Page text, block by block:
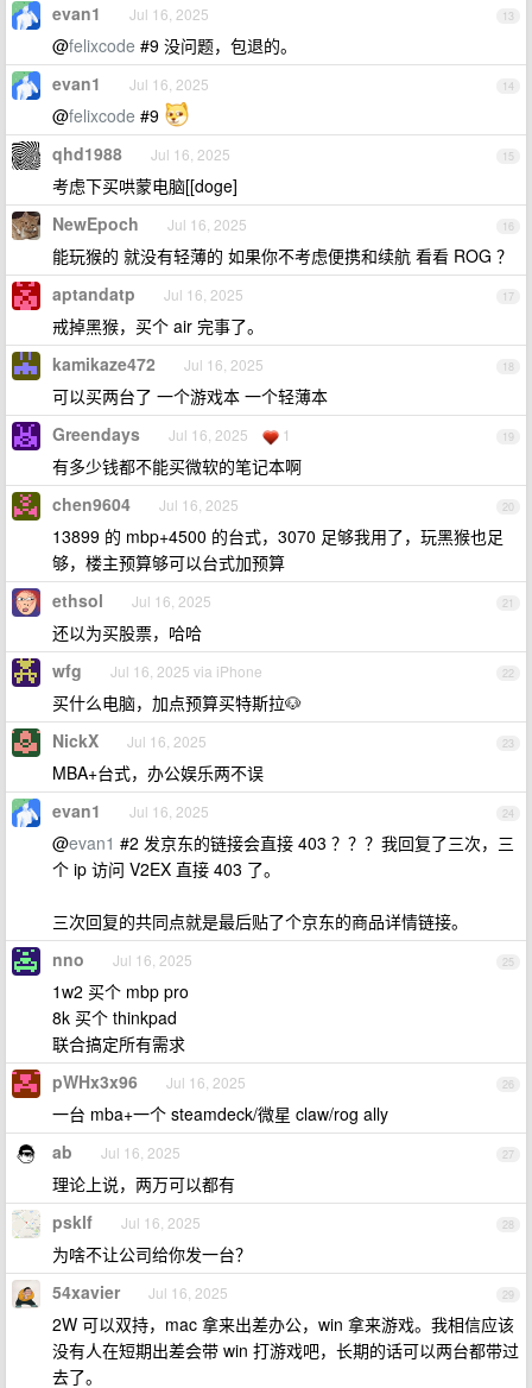
13
evan1 Jul 16, 2025
@felixcode #9 没问题，包退的。
14
evan1 Jul 16, 2025
@felixcode #9
15
qhd1988 Jul 16, 2025
考虑下买哄蒙电脑[[doge]
16
NewEpoch Jul 16, 2025
能玩猴的 就没有轻薄的 如果你不考虑便携和续航 看看 ROG ？
17
aptandatp Jul 16, 2025
戒掉黑猴，买个 air 完事了。
18
kamikaze472 Jul 16, 2025
可以买两台了 一个游戏本 一个轻薄本
19
Greendays Jul 16, 2025 1
有多少钱都不能买微软的笔记本啊
20
chen9604 Jul 16, 2025
13899 的 mbp+4500 的台式，3070 足够我用了，玩黑猴也足
够，楼主预算够可以台式加预算
21
ethsol Jul 16, 2025
还以为买股票，哈哈
22
wfg Jul 16, 2025 via iPhone
买什么电脑，加点预算买特斯拉🐶
23
NickX Jul 16, 2025
MBA+台式，办公娱乐两不误
24
evan1 Jul 16, 2025
@evan1 #2 发京东的链接会直接 403 ？？？我回复了三次，三
个 ip 访问 V2EX 直接 403 了。
三次回复的共同点就是最后贴了个京东的商品详情链接。
25
nno Jul 16, 2025
1w2 买个 mbp pro
8k 买个 thinkpad
联合搞定所有需求
26
pWHx3x96 Jul 16, 2025
一台 mba+一个 steamdeck/微星 claw/rog ally
27
ab Jul 16, 2025
理论上说，两万可以都有
28
psklf Jul 16, 2025
为啥不让公司给你发一台？
29
54xavier Jul 16, 2025
2W 可以双持，mac 拿来出差办公，win 拿来游戏。我相信应该
没有人在短期出差会带 win 打游戏吧，长期的话可以两台都带过
去了。